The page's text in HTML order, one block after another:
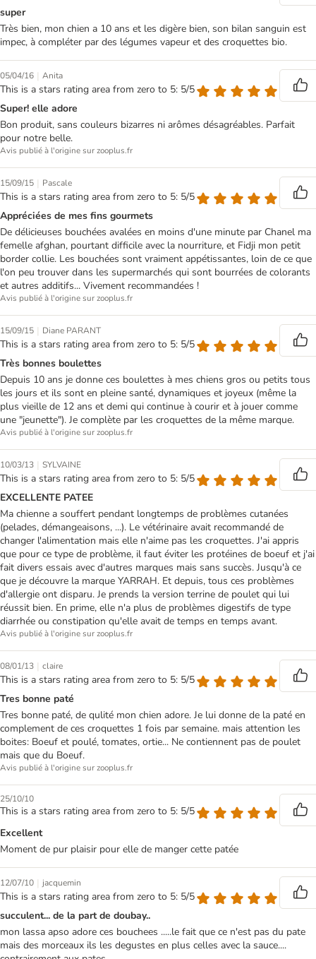
super
Très bien, mon chien a 10 ans et les digère bien, son bilan sanguin est
impec, à compléter par des légumes vapeur et des croquettes bio.
05/04/16 | Anita
This is a stars rating area from zero to 5: 5/5
Super! elle adore
Bon produit, sans couleurs bizarres ni arômes désagréables. Parfait
pour notre belle.
Avis publié à l'origine sur zooplus.fr
15/09/15 | Pascale
This is a stars rating area from zero to 5: 5/5
Appréciées de mes fins gourmets
De délicieuses bouchées avalées en moins d'une minute par Chanel ma
femelle afghan, pourtant difficile avec la nourriture, et Fidji mon petit
border collie. Les bouchées sont vraiment appétissantes, loin de ce que
l'on peu trouver dans les supermarchés qui sont bourrées de colorants
et autres additifs... Vivement recommandées !
Avis publié à l'origine sur zooplus.fr
15/09/15 | Diane PARANT
This is a stars rating area from zero to 5: 5/5
Très bonnes boulettes
Depuis 10 ans je donne ces boulettes à mes chiens gros ou petits tous
les jours et ils sont en pleine santé, dynamiques et joyeux (même la
plus vieille de 12 ans et demi qui continue à courir et à jouer comme
une "jeunette"). Je complète par les croquettes de la même marque.
Avis publié à l'origine sur zooplus.fr
10/03/13 | SYLVAINE
This is a stars rating area from zero to 5: 5/5
EXCELLENTE PATEE
Ma chienne a souffert pendant longtemps de problèmes cutanées
(pelades, démangeaisons, ...). Le vétérinaire avait recommandé de
changer l'alimentation mais elle n'aime pas les croquettes. J'ai appris
que pour ce type de problème, il faut éviter les protéines de boeuf et j'ai
fait divers essais avec d'autres marques mais sans succès. Jusqu'à ce
que je découvre la marque YARRAH. Et depuis, tous ces problèmes
d'allergie ont disparu. Je prends la version terrine de poulet qui lui
réussit bien. En prime, elle n'a plus de problèmes digestifs de type
diarrhée ou constipation qu'elle avait de temps en temps avant.
Avis publié à l'origine sur zooplus.fr
08/01/13 | claire
This is a stars rating area from zero to 5: 5/5
Tres bonne paté
Tres bonne paté, de qulité mon chien adore. Je lui donne de la paté en
complement de ces croquettes 1 fois par semaine. mais attention les
boites: Boeuf et poulé, tomates, ortie... Ne contiennent pas de poulet
mais que du Boeuf.
Avis publié à l'origine sur zooplus.fr
25/10/10
This is a stars rating area from zero to 5: 5/5
Excellent
Moment de pur plaisir pour elle de manger cette patée
12/07/10 | jacquemin
This is a stars rating area from zero to 5: 5/5
succulent... de la part de doubay..
mon lassa apso adore ces bouchees .....le fait que ce n'est pas du pate
mais des morceaux ils les degustes en plus celles avec la sauce....